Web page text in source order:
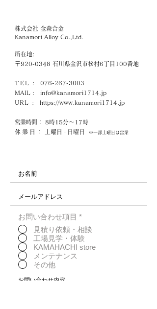
株式会社 金森合金
Kanamori Alloy Co.,Ltd.
所在地:
〒920-0348 石川県金沢市松村6丁目100番地
TEL :076-267-3003
MAIL : info@kanamori1714.jp
URL : https://www.kanamori1714.jp
営業時間 ： 8時15分～17時
休業日
： 土曜日 ・ 日曜日 ※一部土曜日は営業
お問い合わせ項目 *
見積り依頼・相談
工場見学・体験
KAMAHACHI store
メンテナンス
その他